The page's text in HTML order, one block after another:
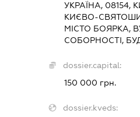
УКРАЇНА, 08154,
КИЄВО-
МІСТО БОЯРКА,
СОБОРНОСТІ,
dossier.capital:
150 000 грн.
dossier.kveds: